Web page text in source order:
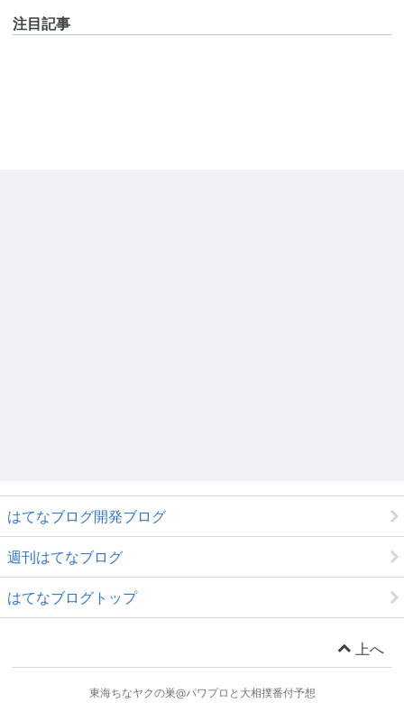
注目記事
はてなブログ開発ブログ
週刊はてなブログ
はてなブログトップ
上へ
東海ちなヤクの巣@パワプロと大相撲番付予想